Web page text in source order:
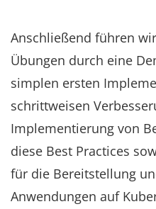
Anschließend führen
Übungen durch eine
simplen ersten
schrittweisen
Implementierung von
diese Best Practices
für die Bereitstellung
Anwendungen auf